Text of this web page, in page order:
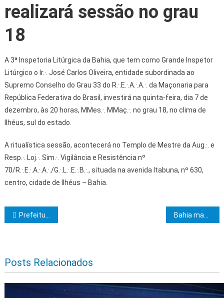
realizará sessão no grau
18
A 3ª Inspetoria Litúrgica da Bahia, que tem como Grande Inspetor
Litúrgico o Ir.·. José Carlos Oliveira, entidade subordinada ao
Supremo Conselho do Grau 33 do R.·.E.·.A.·.A.·. da Maçonaria para
República Federativa do Brasil, investirá na quinta-feira, dia 7 de
dezembro, às 20 horas, MMes.·. MMaç.·. no grau 18, no clima de
Ilhéus, sul do estado.
A ritualística sessão, acontecerá no Templo de Mestre da Aug.·. e
Resp.·. Loj.·. Sim.·. Vigilância e Resistência nº
70/R.·.E.·.A.·.A.·./G.·.L.·.E.·.B.·., situada na avenida Itabuna, nº 630,
centro, cidade de Ilhéus – Bahia.
Navegação de Post
Prefeitura começa a instalação de novos conjuntos semafóricos em Itabuna
Posts Relacionados